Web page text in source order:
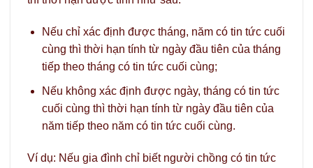
Nếu chỉ xác định được tháng, năm có tin tức cuối
cùng thì thời hạn tính từ ngày đầu tiên của tháng
tiếp theo tháng có tin tức cuối cùng;
Nếu không xác định được ngày, tháng có tin tức
cuối cùng thì thời hạn tính từ ngày đầu tiên của
năm tiếp theo năm có tin tức cuối cùng.
Ví dụ: Nếu gia đình chỉ biết người chồng có tin tức